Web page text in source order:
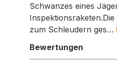
Schwanzes eines
zum Schleudern ges…
Bewertungen